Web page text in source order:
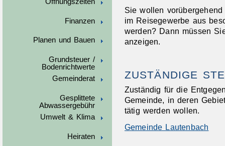
Öffnungszeiten
Finanzen
Planen und Bauen
Grundsteuer /
Bodenrichtwerte
Gemeinderat
Gesplittete
Abwassergebühr
Umwelt & Klima
Heiraten
Sie wollen
im Reisegewerbe aus
werden? Dann müssen
anzeigen.
ZUSTÄNDIGE
Zuständig für die
Gemeinde, in deren
tätig werden wollen.
Gemeinde Lautenbach